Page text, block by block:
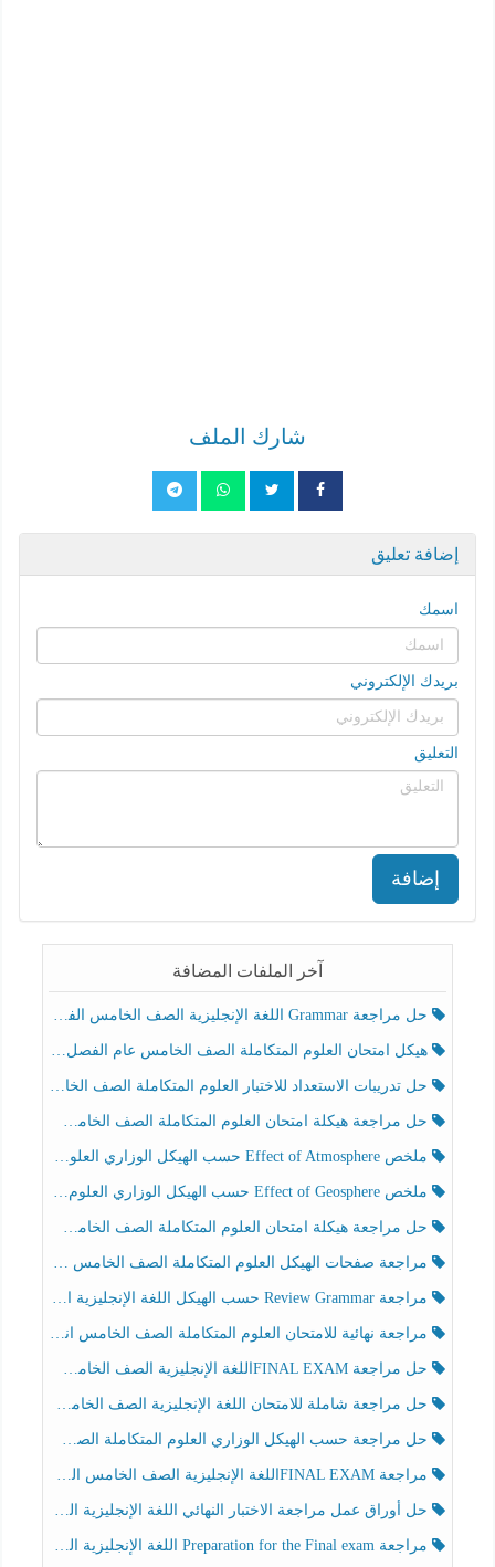
شارك الملف
إضافة تعليق
اسمك
بريدك الإلكتروني
التعليق
إضافة
آخر الملفات المضافة
حل مراجعة Grammar اللغة الإنجليزية الصف الخامس الفصل الثالث
هيكل امتحان العلوم المتكاملة الصف الخامس عام الفصل الدراسي الثالث 2025-2026
حل تدريبات الاستعداد للاختبار العلوم المتكاملة الصف الخامس عام الفصل الثالث
حل مراجعة هيكلة امتحان العلوم المتكاملة الصف الخامس انسبير الفصل الثالث
ملخص Effect of Atmosphere حسب الهيكل الوزاري العلوم المتكاملة الصف الخامس انسبير الفصل الثالث
ملخص Effect of Geosphere حسب الهيكل الوزاري العلوم المتكاملة الصف الخامس انسبير الفصل الثالث
حل مراجعة هيكلة امتحان العلوم المتكاملة الصف الخامس عام الفصل الثالث
مراجعة صفحات الهيكل العلوم المتكاملة الصف الخامس انسبير الفصل الثالث
مراجعة Review Grammar حسب الهيكل اللغة الإنجليزية الصف الخامس الفصل الثالث
مراجعة نهائية للامتحان العلوم المتكاملة الصف الخامس انسبير الفصل الثالث
حل مراجعة FINAL EXAMاللغة الإنجليزية الصف الخامس الفصل الثالث
حل مراجعة شاملة للامتحان اللغة الإنجليزية الصف الخامس الفصل الثالث
حل مراجعة حسب الهيكل الوزاري العلوم المتكاملة الصف الخامس عام الفصل الثالث
مراجعة FINAL EXAMاللغة الإنجليزية الصف الخامس الفصل الثالث
حل أوراق عمل مراجعة الاختبار النهائي اللغة الإنجليزية الصف الرابع الفصل الثالث
مراجعة Preparation for the Final exam اللغة الإنجليزية الصف الرابع الفصل الثالث